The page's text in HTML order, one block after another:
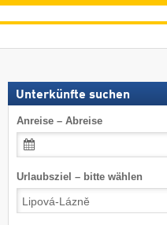
Unterkünfte suchen
Anreise – Abreise
Urlaubsziel – bitte wählen